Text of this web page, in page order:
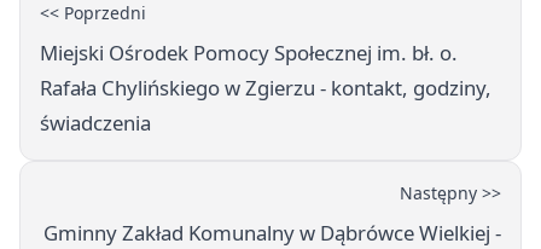
<< Poprzedni
Miejski Ośrodek Pomocy Społecznej im. bł. o.
Rafała Chylińskiego w Zgierzu - kontakt, godziny,
świadczenia
Następny >>
Gminny Zakład Komunalny w Dąbrówce Wielkiej -